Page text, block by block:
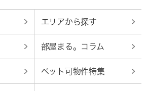
エリアから探す
部屋まる。コラム
ペット可物件特集